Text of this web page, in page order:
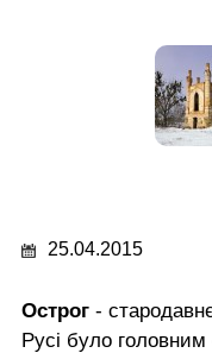
25.04.2015
Острог -
Русі було